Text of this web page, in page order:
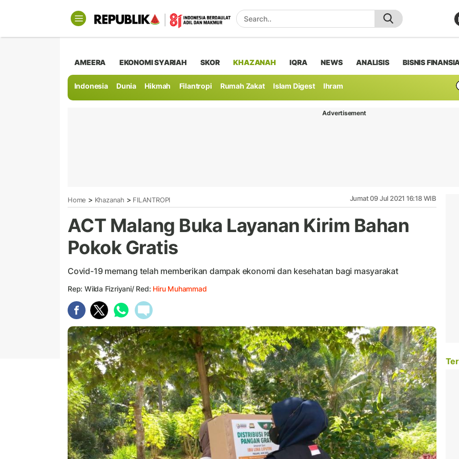
AMEERA EKONOMI SYARIAH SKOR KHAZANAH IQRA NEWS ANALISIS BISNIS
Indonesia Dunia Hikmah Filantropi Rumah Zakat Islam Digest Ihram
Advertisement
Home > Khazanah > FILANTROPI Jumat 09 Jul 2021 16:18 WIB
ACT Malang Buka Layanan Kirim Bahan
Pokok Gratis
Covid-19 memang telah memberikan dampak ekonomi dan kesehatan bagi masyarakat
Rep: Wilda Fizriyani/ Red: Hiru Muhammad